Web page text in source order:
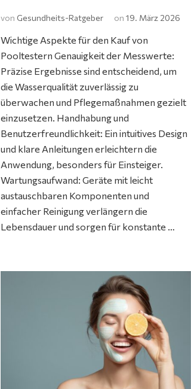
von Gesundheits-Ratgeber on19. März 2026
Wichtige Aspekte für den Kauf von
Pooltestern Genauigkeit der Messwerte:
Präzise Ergebnisse sind entscheidend, um
die Wasserqualität zuverlässig zu
überwachen und Pflegemaßnahmen gezielt
einzusetzen. Handhabung und
Benutzerfreundlichkeit: Ein intuitives Design
und klare Anleitungen erleichtern die
Anwendung, besonders für Einsteiger.
Wartungsaufwand: Geräte mit leicht
austauschbaren Komponenten und
einfacher Reinigung verlängern die
Lebensdauer und sorgen für konstante …